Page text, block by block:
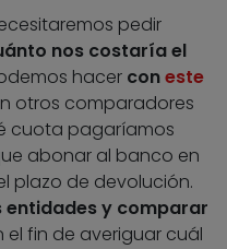
pedir
nos costaría el
hacer coneste
otros comparadores
cuota pagaríamos
abonar al banco en
plazo de devolución.
entidades y comparar
el fin de averiguar cuál